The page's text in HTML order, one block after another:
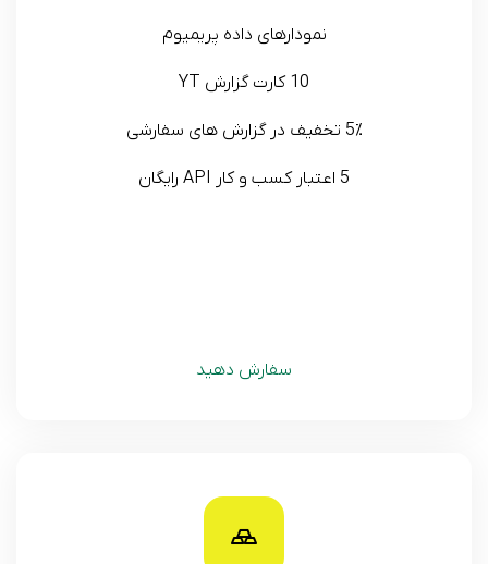
نمودارهای داده پریمیوم
10 کارت گزارش YT
5٪ تخفیف در گزارش های سفارشی
5 اعتبار کسب و کار API رایگان
سفارش دهید